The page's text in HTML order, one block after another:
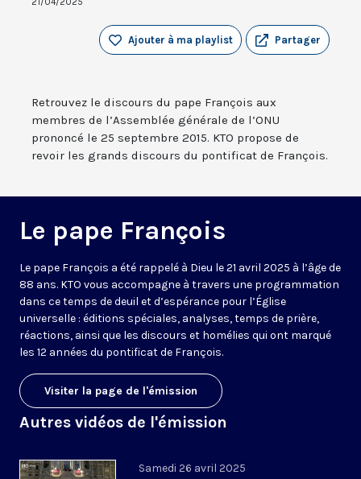
Partager
Ajouter à ma playlist
Retrouvez le discours du pape François aux
membres de l’Assemblée générale de l’ONU
prononcé le 25 septembre 2015. KTO propose de
revoir les grands discours du pontificat de François.
Le pape François
Le pape François a été rappelé à Dieu le 21 avril 2025 à l’âge de
88 ans. KTO vous accompagne à travers une programmation
dans ce temps de deuil et d’espérance pour l’Église
universelle : éditions spéciales, analyses, temps de prière,
réactions, ainsi que les discours et homélies qui ont marqué
les 12 années du pontificat de François.
Visiter la page de l'émission
Autres vidéos de l'émission
Samedi 26 avril 2025